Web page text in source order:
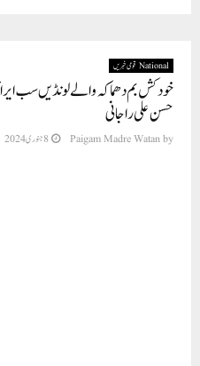
National قومی خبریں
خودکش بم دھماکہ والے لونڈیں سب
حسن علی راجانی
by
Paigam Madre Watan 8 جنوری 2024